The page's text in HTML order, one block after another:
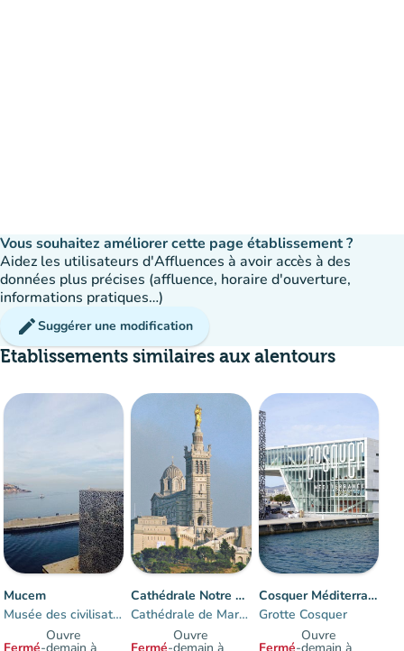
Vous souhaitez améliorer cette page établissement ?
Aidez les utilisateurs d'Affluences à avoir accès à des
données plus précises (affluence, horaire d'ouverture,
informations pratiques…)
editSuggérer une modification
Etablissements similaires aux alentours
Mucem
Musée des civilisations Europe Méditerranée
Ouvre
Cathédrale Notre Dame de La Garde
Cathédrale de Marseille
Ouvre
Cosquer Méditerranée
Grotte Cosquer
Ouvre